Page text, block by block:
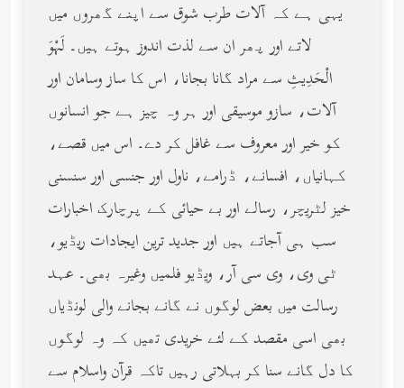
یہی ہے کہ آلات طرب شوق سے اپنے گھروں میں
لاتے اور پھر ان سے لذت اندوز ہوتے ہیں۔ لَهْوَ
الْحَدِيثِ سے مراد گانا بجانا، اس کا ساز وسامان اور
آلات، سازو موسیقی اور ہر وہ چیز ہے جو انسانوں
کو خیر اور معروف سے غافل کر دے۔ اس میں قصے،
کہانیاں، افسانے، ڈرامے، ناول اور جنسی اور سنسنی
خیز لٹریچر، رسالے اور بے حیائی کے پرچارک اخبارات
سب ہی آجاتے ہیں اور جدید ترین ایجادات ریڈیو،
ٹی وی، وی سی آر، ویڈیو فلمیں وغیرہ بھی۔ عہد
رسالت میں بعض لوگوں نے گانے بجانے والی لونڈیاں
بھی اسی مقصد کے لئے خریدی تھیں کہ وہ لوگوں
کا دل گانے سنا کر بہلاتی رہیں تاکہ قرآن واسلام سے